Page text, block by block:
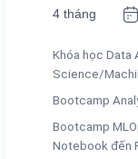
4 tháng
Khóa học Data
Science/
Bootcamp
Bootcamp
Notebook đến